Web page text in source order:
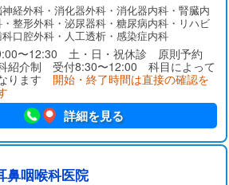
経外科・消化器外科・消化器内科・腎臓内
整形外科・泌尿器科・糖尿病内科・リハビ
科口腔外科・人工透析・感染症内科
〜12:30 土・日・祝休診 原則予約
紹介制 受付8:30〜12:00 科目によって
ります 開始・終了時間は直接の確認を
詳細を見る
鼻咽喉科医院